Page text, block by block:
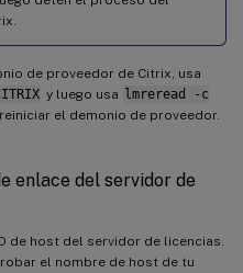
de proveedor de Citrix, usa
y luego usa lmreread -c
el demonio de proveedor.
enlace del servidor de
de host del servidor de licencias.
el nombre de host de tu